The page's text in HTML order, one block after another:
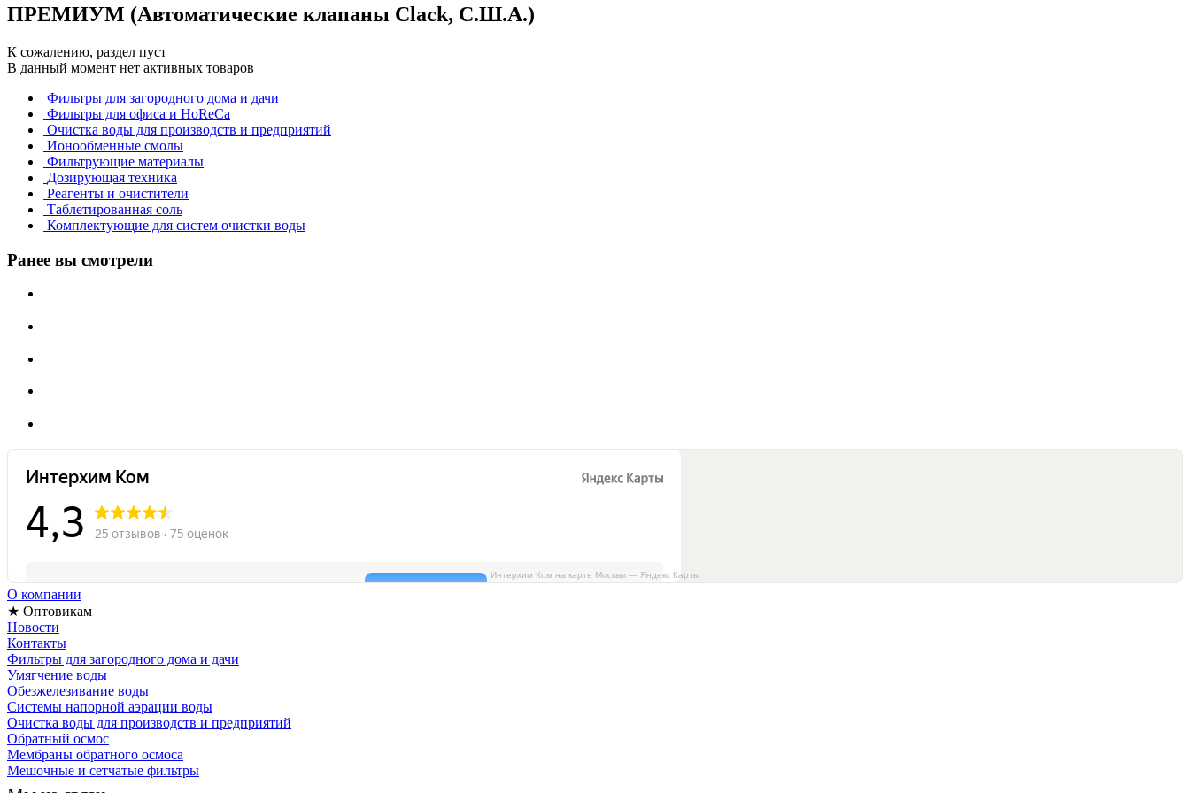
ПРЕМИУМ (Автоматические клапаны Clack, С.Ш.А.)
К сожалению, раздел пуст
В данный момент нет активных товаров
Фильтры для загородного дома и дачи
Фильтры для офиса и HoReCa
Очистка воды для производств и предприятий
Ионообменные смолы
Фильтрующие материалы
Дозирующая техника
Реагенты и очистители
Таблетированная соль
Комплектующие для систем очистки воды
Ранее вы смотрели
Интерхим Ком на карте Москвы — Яндекс Карты
О компании
★ Оптовикам
Новости
Контакты
Фильтры для загородного дома и дачи
Умягчение воды
Обезжелезивание воды
Системы напорной аэрации воды
Очистка воды для производств и предприятий
Обратный осмос
Мембраны обратного осмоса
Мешочные и сетчатые фильтры